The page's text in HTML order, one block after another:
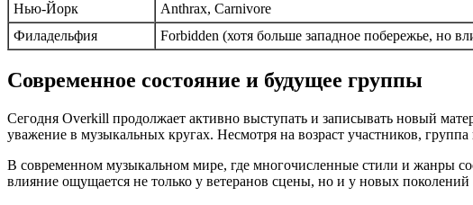
Нью-Йорк
Anthrax, Carnivore
Филадельфия
Forbidden (хотя больше западное побережье, но
Современное состояние и будущее группы
Сегодня Overkill продолжает активно выступать и записывать новый
уважение в музыкальных кругах. Несмотря на возраст участников,
В современном музыкальном мире, где многочисленные стили и жанры
влияние ощущается не только у ветеранов сцены, но и у новых